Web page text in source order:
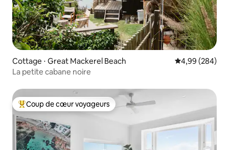
Cottage ⋅ Great Mackerel Beach Évaluation
4,99 (284)
La petite cabane noire
Coups de cœur voyageurs les plus appréciés
Coup de cœur voyageurs